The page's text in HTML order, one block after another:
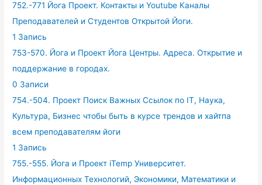
752.-771 Йога Проект. Контакты и Youtube Каналы
Преподавателей и Студентов Открытой Йоги.
1 Запись
753-570. Йога и Проект Йога Центры. Адреса. Открытие и
поддержание в городах.
0 Записи
754.-504. Проект Поиск Важных Ссылок по IT, Наука,
Культура, Бизнес чтобы быть в курсе трендов и хайтпа
всем преподавателям йоги
1 Запись
755.-555. Йога и Проект iTemp Университет.
Информационных Технологий, Экономики, Математики и